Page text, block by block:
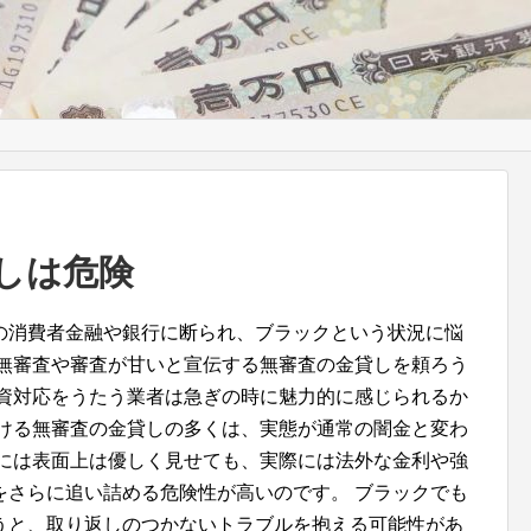
は危険
費者金融や銀行に断られ、ブラックという状況に悩
査や審査が甘いと宣伝する無審査の金貸しを頼ろう
対応をうたう業者は急ぎの時に魅力的に感じられるか
る無審査の金貸しの多くは、実態が通常の闇金と変わ
は表面上は優しく見せても、実際には法外な金利や強
らに追い詰める危険性が高いのです。 ブラックでも
、取り返しのつかないトラブルを抱える可能性があ